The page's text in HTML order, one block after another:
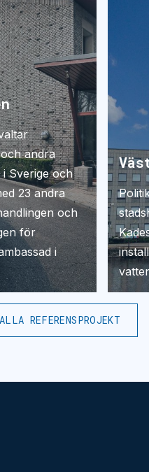
andra
Sverige och
23 andra
och
för
i
REFERENSPROJEKT